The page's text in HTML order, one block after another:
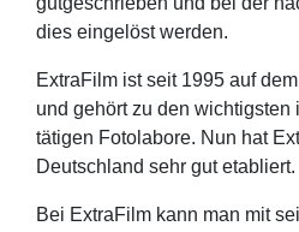
dies eingelöst werden.
ExtraFilm ist seit 1995 auf
und gehört zu den wichtigsten
tätigen Fotolabore. Nun hat
Deutschland sehr gut etabliert.
Bei ExtraFilm kann man mit